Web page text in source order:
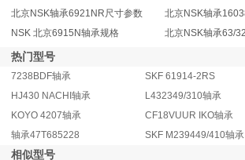
北京NSK轴承6921NR尺寸参数
北京NSK轴承
NSK 北京6915N轴承规格
北京NSK轴承63/
热门型号
7238BDF轴承 SKF 61914-2RS
HJ430 NACHI轴承
L432349/310轴承
KOYO 4207轴承
CF18VUUR IKO轴承
轴承47T685228
SKF M239449/410轴承
相似型号